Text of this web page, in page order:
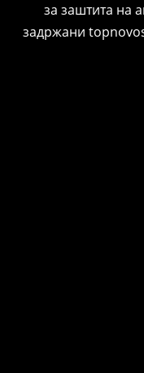
за заштита на
задржани